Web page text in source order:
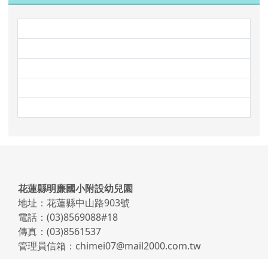
頁尾區域內容
花蓮縣明廉國小附設幼兒園
地址：花蓮縣中山路903號
電話：(03)8569088#18
傳真：(03)8561537
管理員信箱：chimei07@mail2000.com.tw